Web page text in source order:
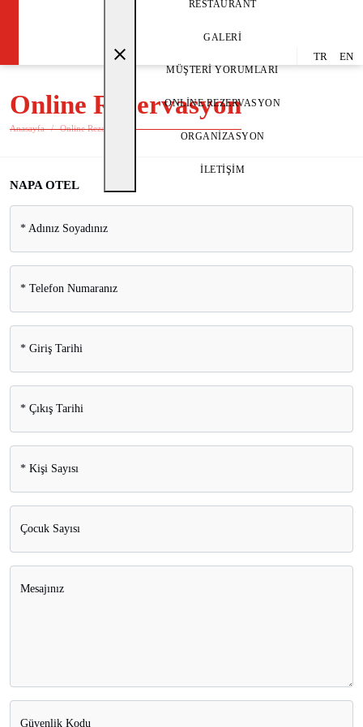
close
RESTAURANT
GALERI
MÜŞTERI YORUMLARI
ONLINE REZERVASYON
ORGANIZASYON
İLETIŞIM
TR EN
Online Rezervasyon
Anasayfa Online Rezervasyon
NAPA OTEL
* Adınız Soyadınız
* Telefon Numaranız
* Giriş Tarihi
* Çıkış Tarihi
* Kişi Sayısı
Çocuk Sayısı
Mesajınız
Güvenlik Kodu